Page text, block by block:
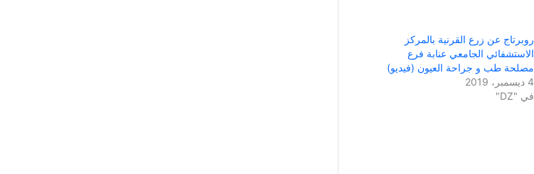
روبرتاج عن زرع القرنية بالمركز
الاستشفائي الجامعي عنابة فرع
مصلحة طب و جراحة العيون (فيديو)
4 ديسمبر، 2019
في "DZ"